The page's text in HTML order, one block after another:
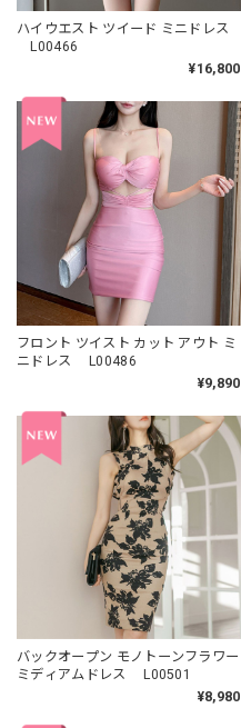
ハイウエスト ツイード ミニドレス
L00466
¥16,800
フロント ツイスト カット アウト ミ
ニドレス L00486
¥9,890
バックオープン モノトーンフラワー
ミディアムドレス L00501
¥8,980